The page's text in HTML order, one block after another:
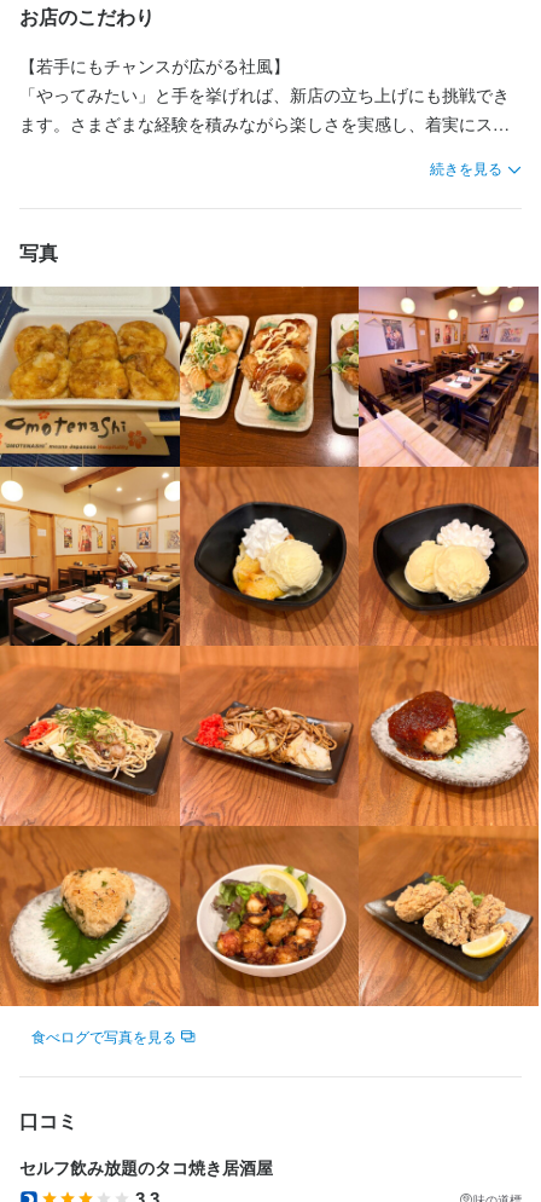
ます。
【たこ焼き酒場 たこ太の魅力】
熱々のたこ焼きと冷えたビールの組み合わせは格別。大阪らしい
番ソースからオリジナルの変わり種、一品料理まで、気軽に関西
の味を楽しめるお店です。
【仕事のやりがい】
店長としてスタッフの成長を実感した瞬間がやりがいです。自分
の考えや想いを共有し、良い関係を築けた結果だと思います。裁
量を持って仕事を進められる点も魅力で、責任はありますが、成
大学在学中にアルバイトとして働き、就職活動の時期に新しい業
態の立ち上げに関わる機会がありました。会社の方向性に共感
し、「挑戦できる環境がここにある」と感じて新卒で入社しまし
た。
【仕事のやりがい】
スタッフの成長を周囲から認めてもらえたときにやりがいを感じ
ます。特にお客様から「このスタッフはいいね」と褒められた瞬
間は、頑張ってきてよかったと実感できる瞬間です。
…『博多もつ鍋やまや 大阪北浜店』 店長（2010年入社）
お店のこだわり
【若手にもチャンスが広がる社風】
「やってみたい」と手を挙げれば、新店の立ち上げにも挑戦でき
ます。さまざまな経験を積みながら楽しさを実感し、着実にステ
【充実の待遇でお迎えします】
・未経験でも月給22万円以上からスタート
・時間外手当は全額支給
・フレックスタイム制で残業は少なめ
・基本的に土日祝休み
スタッフが働きやすい待遇が整っており、長く安定して活躍でき
る職場です。
【代表からのメッセージ】
ここまでご覧いただき、ありがとうございます。
私たちの仕事は、単に食事を提供するだけではありません。
「食を通じてお客様と社会をつなぎ、豊かさを届ける」ことも、
飲食業界で働く者としての大切な使命だと考えています。
・ともに働く仲間を尊敬できる方
・失敗を経験に変えながら最善を尽くせる方
・自分自身や仲間、会社の成長を望む方
このように前向きでチャレンジ精神あふれる方は、ぜひ一緒に働
きましょう。
ご応募をお待ちしています。
続きを見る
写真
食べログで写真を見る
口コミ
セルフ飲み放題のタコ焼き居酒屋
駅チカ(徒歩5分以内)
仕事内容
・予約対応や管理
・オーダー対応
・料理の配膳・下膳
・会計業務 など
【キッチン業務】
・食材の仕入れや仕込み
・たこ焼きや一品料理の調理
・盛り付けやトッピング
・洗い場 など
【マネジメント業務】
・スタッフ育成やシフト管理
・売上・コスト・衛生管理
・新メニューの開発
・キャンペーンや販促企画 など
この仕事のおすすめポイント
【若手が活躍中】厚待遇で働きやすい職場
・月8日休みでプライベートも充実
・定着率80％以上の居心地の良い環境
【段階的にステップアップできる環境】
入社後はまず接客や調理からスタートします。
「どの商品がよく注文されるか」や「周りのスタッフの動き方」
など、仕事の流れやコツを少しずつ覚えていきましょう。
慣れてきたら、徐々に店舗運営にも挑戦できます。
人それぞれ考え方や働き方は違って当たり前です。
未経験者歓迎 駅チカ(徒歩5分以内)
仕事内容
・予約対応や管理
・オーダー対応
・料理の配膳・下膳
・会計業務 など
【キッチン業務】
・食材の仕入れや仕込み
・たこ焼きや一品料理の調理
・盛り付けやトッピング
・洗い場 など
【マネジメント業務】
・スタッフ育成やシフト管理
・売上・コスト・衛生管理
・新メニューの開発
・キャンペーンや販促企画 など
この仕事のおすすめポイント
【若手が活躍中】厚待遇で働きやすい職場
・月8日休みでプライベートも充実
・定着率80％以上の居心地の良い環境
【段階的にステップアップできる環境】
入社後はまず接客や調理からスタートします。
「どの商品がよく注文されるか」や「周りのスタッフの動き方」
など、仕事の流れやコツを少しずつ覚えていきましょう。
慣れてきたら、徐々に店舗運営にも挑戦できます。
人それぞれ考え方や働き方は違って当たり前です。
駅チカ(徒歩5分以内)
仕事内容
・予約対応や管理
・オーダー対応
・料理の配膳・下膳
・会計業務 など
【キッチン業務】
・食材の仕入れや仕込み
・たこ焼きや一品料理の調理
・盛り付けやトッピング
・洗い場 など
【マネジメント業務】
・スタッフ育成やシフト管理
・売上・コスト・衛生管理
・新メニューの開発
・キャンペーンや販促企画 など
この仕事のおすすめポイント
【若手が活躍中】厚待遇で働きやすい職場
・月8日休みでプライベートも充実
・定着率80％以上の居心地の良い環境
【段階的にステップアップできる環境】
入社後はまず接客や調理からスタートします。
「どの商品がよく注文されるか」や「周りのスタッフの動き方」
など、仕事の流れやコツを少しずつ覚えていきましょう。
慣れてきたら、徐々に店舗運営にも挑戦できます。
人それぞれ考え方や働き方は違って当たり前です。
駅チカ(徒歩5分以内)
仕事内容
・予約対応や管理
・オーダー対応
・料理の配膳・下膳
・会計業務 など
【キッチン業務】
・食材の仕入れや仕込み
・たこ焼きや一品料理の調理
・盛り付けやトッピング
・洗い場 など
【マネジメント業務】
・スタッフ育成やシフト管理
・売上・コスト・衛生管理
・新メニューの開発
・キャンペーンや販促企画 など
この仕事のおすすめポイント
【若手が活躍中】厚待遇で働きやすい職場
・月8日休みでプライベートも充実
・定着率80％以上の居心地の良い環境
【段階的にステップアップできる環境】
入社後はまず接客や調理からスタートします。
「どの商品がよく注文されるか」や「周りのスタッフの動き方」
など、仕事の流れやコツを少しずつ覚えていきましょう。
慣れてきたら、徐々に店舗運営にも挑戦できます。
人それぞれ考え方や働き方は違って当たり前です。
【未経験でも安心して始められます】
ホールではまず元気な挨拶から、キッチンでは簡単な調理補助か
ら始められます。少しずつ仕事の流れを覚えていける環境です。
もちろん、しっかり稼ぎたい方はレギュラー勤務も大歓迎です。
身に付くスキル
包丁さばき 飾り包丁 盛り付け技術 高級食材の知識
日本酒の知識
ウイスキーの知識
リキュール・スピリッツの知識 肉の知識
魚の知識
野菜の知識
店舗運営
応募資格
歓迎スキル・経験
【未経験歓迎！】
10代～30代の男女活躍中
大学生・フリーター・主婦（夫）さん活躍中
ここでアルバイトデビューもOK！
進路決定済み高校3年生も歓迎！
飲食業の経験者は優遇します
【先輩の応募のきっかけは？】
「時給が高いから」
「お店がオシャレだから」
「バイト友達がほしかったから」
「好きな髪色で働けるから」
「実はまかないが目当てでした（笑）」
【あれば活かせる経験・スキル】
ホール、キッチン、調理補助
【こんな方は大歓迎】
人と接することが好きな方
チームワークを大切にできる方
【未経験でも安心して始められます】
ホールではまず元気な挨拶から、キッチンでは簡単な調理補助か
ら始められます。少しずつ仕事の流れを覚えていける環境です。
もちろん、しっかり稼ぎたい方はレギュラー勤務も大歓迎です。
身に付くスキル
包丁さばき 飾り包丁 盛り付け技術 高級食材の知識
日本酒の知識
ウイスキーの知識
リキュール・スピリッツの知識 肉の知識
魚の知識
野菜の知識
店舗運営
応募資格
歓迎スキル・経験
【未経験歓迎！】
10代～30代の男女活躍中
大学生・フリーター・主婦（夫）さん活躍中
ここでアルバイトデビューもOK！
進路決定済み高校3年生も歓迎！
飲食業の経験者は優遇します
【先輩の応募のきっかけは？】
「時給が高いから」
「お店がオシャレだから」
「バイト友達がほしかったから」
「好きな髪色で働けるから」
「実はまかないが目当てでした（笑）」
【あれば活かせる経験・スキル】
ホール、キッチン、調理補助
【こんな方は大歓迎】
人と接することが好きな方
チームワークを大切にできる方